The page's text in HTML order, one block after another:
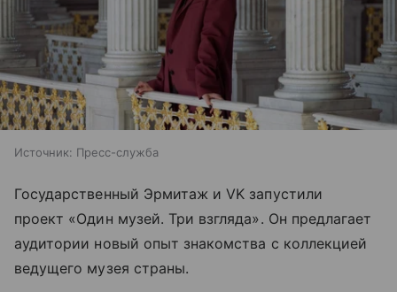
Источник: Пресс-служба
Государственный Эрмитаж и VK запустили
проект «Один музей. Три взгляда». Он предлагает
аудитории новый опыт знакомства с коллекцией
ведущего музея страны.